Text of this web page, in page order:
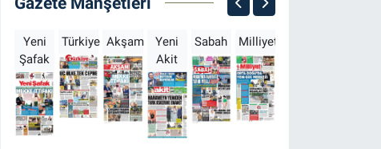
Yeni
Şafak
Türkiye Akşam
Yeni
Akit
Sabah Milliyet